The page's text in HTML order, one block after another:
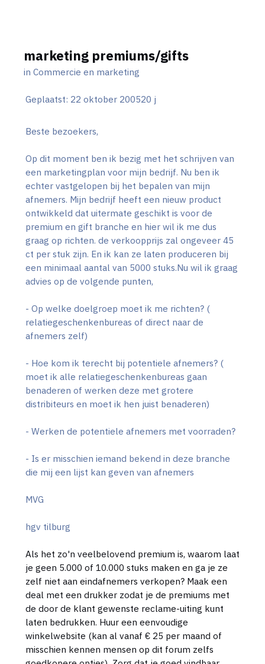
marketing premiums/gifts
in Commercie en marketing
Geplaatst: 22 oktober 200520 j
Beste bezoekers,
Op dit moment ben ik bezig met het schrijven van
een marketingplan voor mijn bedrijf. Nu ben ik
echter vastgelopen bij het bepalen van mijn
afnemers. Mijn bedrijf heeft een nieuw product
ontwikkeld dat uitermate geschikt is voor de
premium en gift branche en hier wil ik me dus
graag op richten. de verkoopprijs zal ongeveer 45
ct per stuk zijn. En ik kan ze laten produceren bij
een minimaal aantal van 5000 stuks.Nu wil ik graag
advies op de volgende punten,
- Op welke doelgroep moet ik me richten? (
relatiegeschenkenbureas of direct naar de
afnemers zelf)
- Hoe kom ik terecht bij potentiele afnemers? (
moet ik alle relatiegeschenkenbureas gaan
benaderen of werken deze met grotere
distribiteurs en moet ik hen juist benaderen)
- Werken de potentiele afnemers met voorraden?
- Is er misschien iemand bekend in deze branche
die mij een lijst kan geven van afnemers
MVG
hgv tilburg
Als het zo'n veelbelovend premium is, waarom laat
je geen 5.000 of 10.000 stuks maken en ga je ze
zelf niet aan eindafnemers verkopen? Maak een
deal met een drukker zodat je de premiums met
de door de klant gewenste reclame-uiting kunt
laten bedrukken. Huur een eenvoudige
winkelwebsite (kan al vanaf € 25 per maand of
misschien kennen mensen op dit forum zelfs